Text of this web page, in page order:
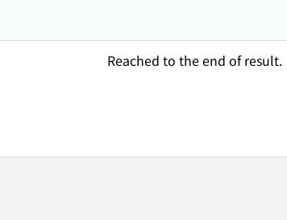
Reached to the end of result.